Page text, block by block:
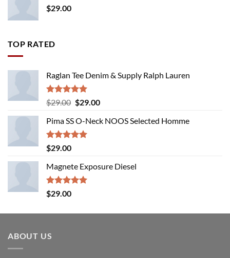
$29.00
TOP RATED
Raglan Tee Denim & Supply Ralph Lauren
Rated5.00
out of 5
$29.00 Original
was:
$29.00.
$29.00Current
is:
Pima SS O-Neck NOOS Selected Homme
Rated5.00
out of 5
$29.00
Magnete Exposure Diesel
Rated5.00
out of 5
$29.00
ABOUT US